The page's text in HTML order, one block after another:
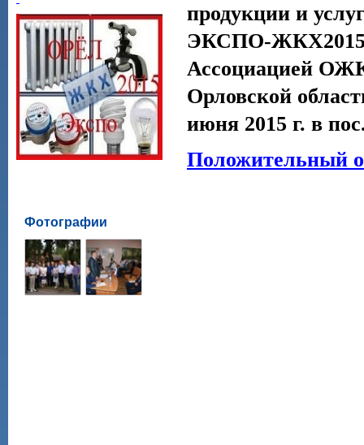
Фотографии
продукции и
ЭКСПО-
Ассоциацией
Орловской
июня 2015 г. в
Положительный